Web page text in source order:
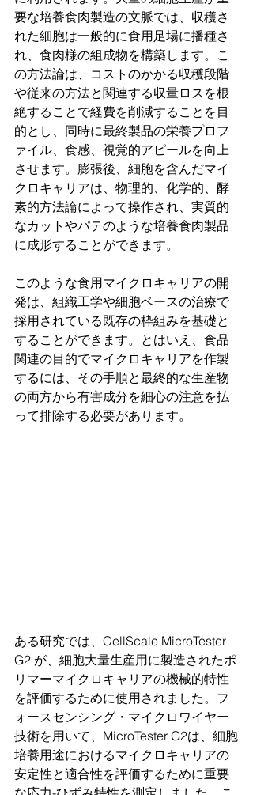
要な培養食肉製造の文脈では、収穫さ
れた細胞は一般的に食用足場に播種さ
れ、食肉様の組成物を構築します。こ
の方法論は、コストのかかる収穫段階
や従来の方法と関連する収量ロスを根
絶することで経費を削減することを目
的とし、同時に最終製品の栄養プロフ
ァイル、食感、視覚的アピールを向上
させます。膨張後、細胞を含んだマイ
クロキャリアは、物理的、化学的、酵
素的方法論によって操作され、実質的
なカットやパテのような培養食肉製品
に成形することができます。
このような食用マイクロキャリアの開
発は、組織工学や細胞ベースの治療で
採用されている既存の枠組みを基礎と
することができます。とはいえ、食品
関連の目的でマイクロキャリアを作製
するには、その手順と最終的な生産物
の両方から有害成分を細心の注意を払
って排除する必要があります。
ある研究では、CellScale MicroTester
G2 が、細胞大量生産用に製造されたポ
リマーマイクロキャリアの機械的特性
を評価するために使用されました。フ
ォースセンシング・マイクロワイヤー
技術を用いて、MicroTester G2は、細胞
培養用途におけるマイクロキャリアの
安定性と適合性を評価するために重要